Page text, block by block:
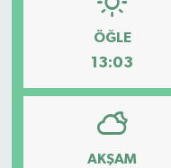
ÖĞLE
13:03
AKŞAM
Siyaset